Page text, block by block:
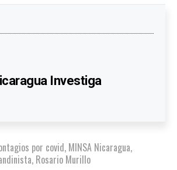
Investiga
por covid, MINSA Nicaragua,
, Rosario Murillo